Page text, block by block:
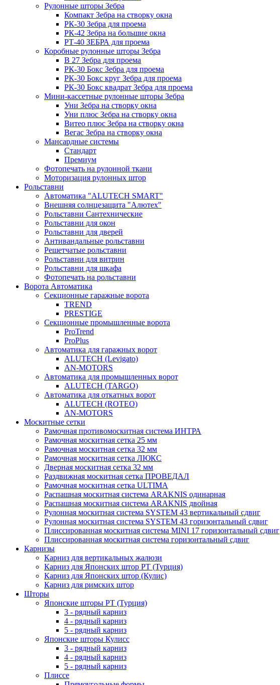
Рулонные шторы Зебра
Компакт Зебра на створку окна
РК-30 Зебра для проема
РК-42 Зебра на большие окна
РТ-40 ЗЕБРА для проема
Коробные рулонные шторы Зебра
B 27 Зебра для проема
РК-30 Бокс Зебра для проема
РК-30 Бокс круг Зебра для проема
РК-30 Бокс квадрат Зебра для проема
Мини-кассетные рулонные шторы Зебра
Уни Зебра на створку окна
Уни плюс Зебра на створку окна
Витео плюс Зебра на створку окна
Вегас Зебра на створку окна
Мансардные системы
Стандарт
Премиум
Фотопечать на рулонной ткани
Моторизация рулонных штор
Рольставни
Автоматика "ALUTECH SMART"
Внешняя солнцезащита "Алютех"
Рольставни Сантехнические
Рольставни для окон
Рольставни для дверей
Антивандальные рольставни
Решетчатые рольставни
Рольставни для витрин
Рольставни для шкафа
Фотопечать на рольставни
Ворота Автоматика
Секционные гаражные ворота
TREND
PRESTIGE
Секционные промышленные ворота
ProTrend
ProPlus
Автоматика для гаражных ворот
ALUTECH (Levigato)
AN-MOTORS
Автоматика для промышленных ворот
ALUTECH (TARGO)
Автоматика для откатных ворот
ALUTECH (ROTEO)
AN-MOTORS
Москитные сетки
Рамочная противомоскитная система ИНТРА
Рамочная москитная сетка 25 мм
Рамочная москитная сетка 32 мм
Рамочная москитная сетка ЛЮКС
Дверная москитная сетка 32 мм
Раздвижная москитная сетка ПРОВЕДАЛ
Рамочная москитная сетка ULTIMA
Распашная москитная система ARAKNIS одинарная
Распашная москитная система ARAKNIS двойная
Рулонная москитная система SYSTEM 43 вертикальный сдвиг
Рулонная москитная система SYSTEM 43 горизонтальный сдвиг
Плиссированная москитная система MINI 17 горизонтальный сдвиг
Плиссированная москитная система горизонтальный сдвиг
Карнизы
Карниз для вертикальных жалюзи
Карниз для Японских штор РТ (Турция)
Карниз для Японских штор (Кулис)
Карниз для римских штор
Шторы
Японские шторы РТ (Турция)
3 - рядный карниз
4 - рядный карниз
5 - рядный карниз
Японские шторы Кулисс
3 - рядный карниз
4 - рядный карниз
5 - рядный карниз
Плиссе